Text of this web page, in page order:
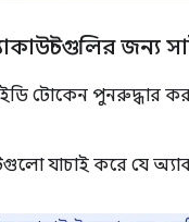
জন্য
টোকেন পুনরুদ্ধার
যাচাই করে যে